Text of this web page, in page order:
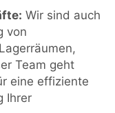
Wir sind auch
von
Team geht
eine effiziente
Ihrer